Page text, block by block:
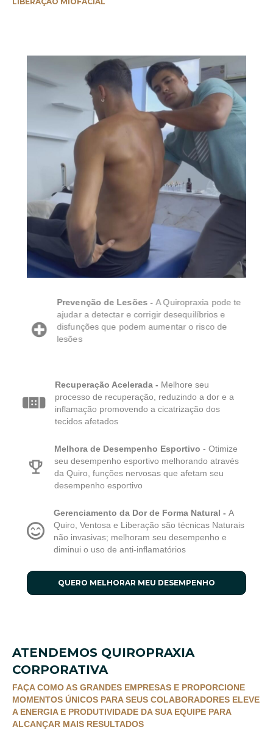
Prevenção de Lesões -A Quiropraxia pode te
ajudar a detectar e corrigir desequilíbrios e
disfunções que podem aumentar o risco de
lesões
Recuperação Acelerada - Melhore seu
processo de recuperação, reduzindo a dor e a
inflamação promovendo a cicatrização dos
tecidos afetados
Melhora de Desempenho Esportivo - Otimize
seu desempenho esportivo melhorando através
da Quiro, funções nervosas que afetam seu
desempenho esportivo
Gerenciamento da Dor de Forma Natural - A
Quiro, Ventosa e Liberação são técnicas Naturais
não invasivas; melhoram seu desempenho e
diminui o uso de anti-inflamatórios
QUERO MELHORAR MEU DESEMPENHO
ATENDEMOS QUIROPRAXIA
CORPORATIVA
FAÇA COMO AS GRANDES EMPRESAS E PROPORCIONE
MOMENTOS ÚNICOS PARA SEUS COLABORADORES ELEVE
A ENERGIA E PRODUTIVIDADE DA SUA EQUIPE PARA
ALCANÇAR MAIS RESULTADOS